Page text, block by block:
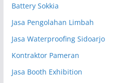
Battery Sokkia
Jasa Pengolahan Limbah
Jasa Waterproofing Sidoarjo
Kontraktor Pameran
Jasa Booth Exhibition